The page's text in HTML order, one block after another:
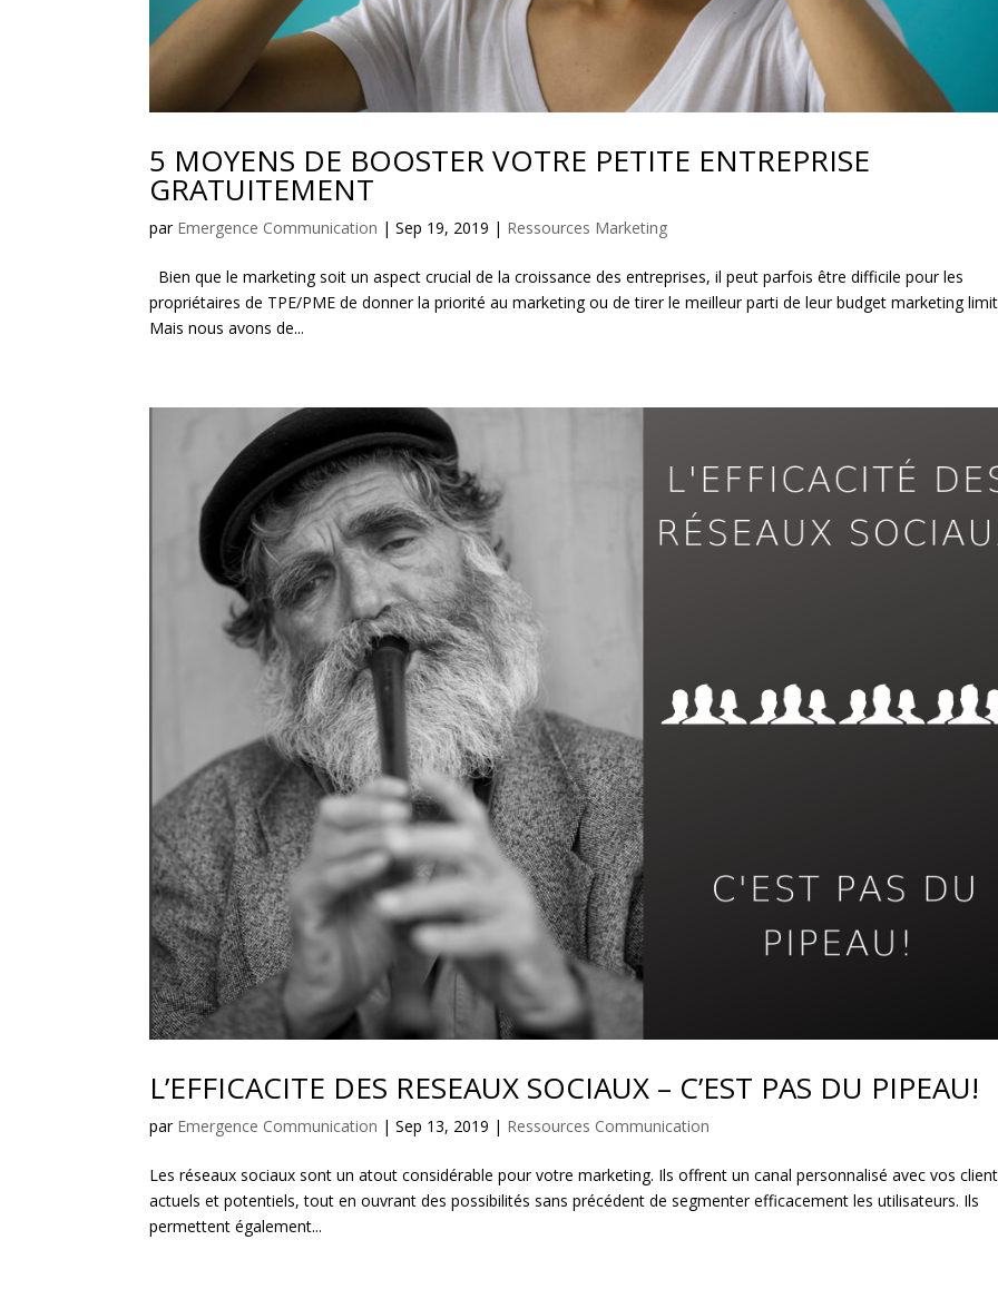
5 MOYENS DE BOOSTER VOTRE PETITE ENTREPRISE
GRATUITEMENT
par Emergence Communication |Sep 19, 2019 | Ressources Marketing
Bien que le marketing soit un aspect crucial de la croissance des entreprises, il peut parfois être difficile pour les
propriétaires de TPE/PME de donner la priorité au marketing ou de tirer le meilleur parti de leur budget marketing
Mais nous avons de...
L’EFFICACITE DES RESEAUX SOCIAUX – C’EST PAS DU PIPEAU!
par Emergence Communication |Sep 13, 2019 | Ressources Communication
Les réseaux sociaux sont un atout considérable pour votre marketing. Ils offrent un canal personnalisé avec vos
actuels et potentiels, tout en ouvrant des possibilités sans précédent de segmenter efficacement les utilisateurs. Ils
permettent également...